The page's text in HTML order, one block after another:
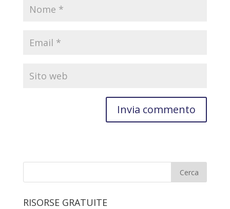
RISORSE GRATUITE